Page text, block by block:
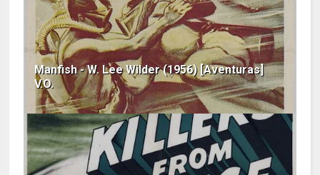
Manfish - W. Lee Wilder (1956) [Aventuras]
V.O.